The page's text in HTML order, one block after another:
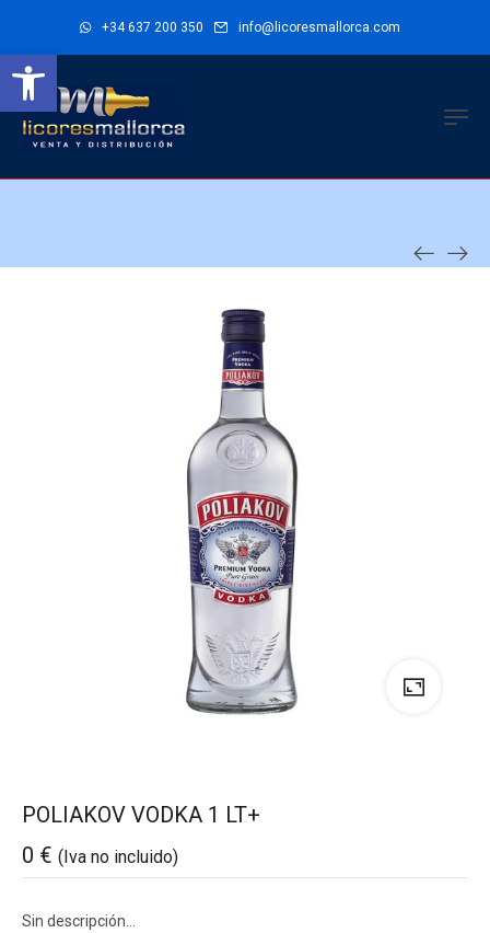
Abrir barra de herramientas
+34 637 200 350 info@licoresmallorca.com
POLIAKOV VODKA 1 LT+
0 € (Iva no incluido)
Sin descripción…